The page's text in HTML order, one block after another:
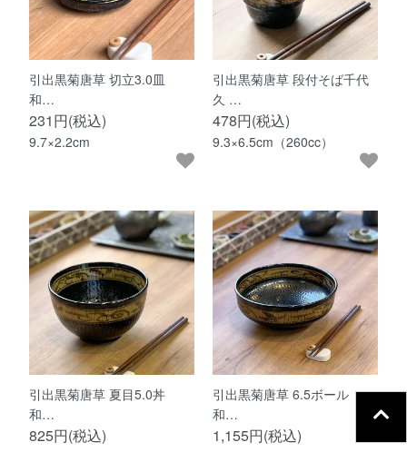
引出黒菊唐草 切立3.0皿
和…
231円(税込)
9.7×2.2cm
引出黒菊唐草 段付そば千代
久 …
478円(税込)
9.3×6.5cm（260cc）
引出黒菊唐草 夏目5.0丼
和…
825円(税込)
引出黒菊唐草 6.5ボール
和…
1,155円(税込)